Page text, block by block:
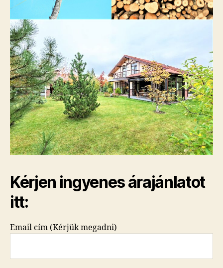
Kérjen ingyenes árajánlatot
itt:
Email cím (Kérjük megadni)